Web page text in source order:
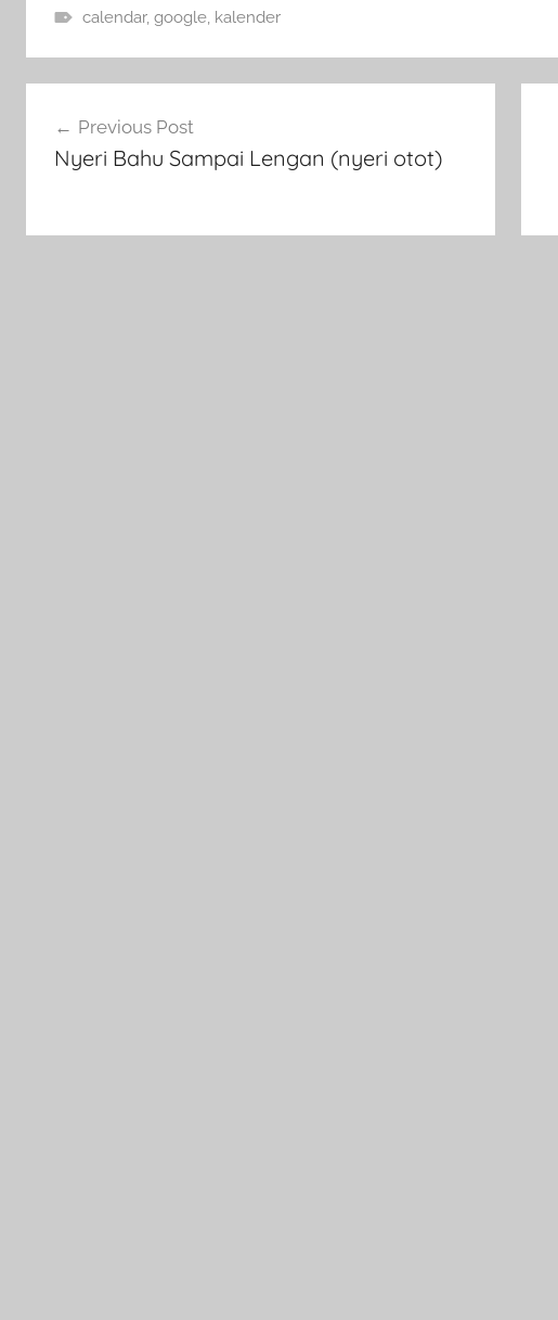
calendar, google, kalender
pos Previous Post
Nyeri Bahu Sampai Lengan (nyeri otot)